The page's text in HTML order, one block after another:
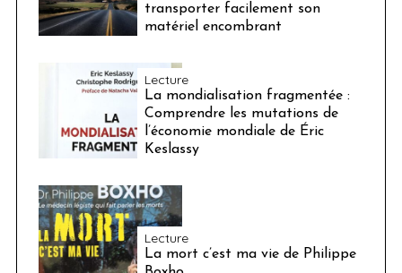
transporter facilement son
matériel encombrant
Lecture
La mondialisation fragmentée :
Comprendre les mutations de
l’économie mondiale de Éric
Keslassy
Lecture
La mort c’est ma vie de Philippe